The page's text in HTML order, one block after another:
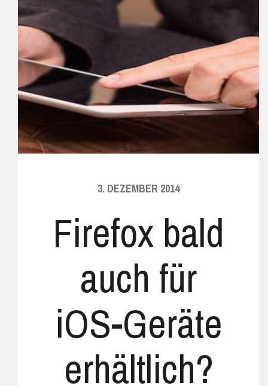
3. DEZEMBER 2014
Firefox bald
auch für
iOS-Geräte
erhältlich?